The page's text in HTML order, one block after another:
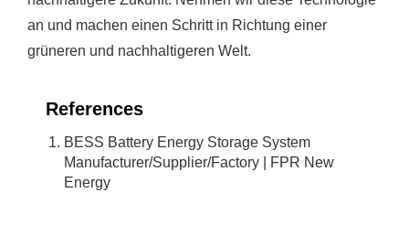
an und machen einen Schritt in Richtung einer
grüneren und nachhaltigeren Welt.
References
BESS Battery Energy Storage System
Manufacturer/Supplier/Factory | FPR New
Energy